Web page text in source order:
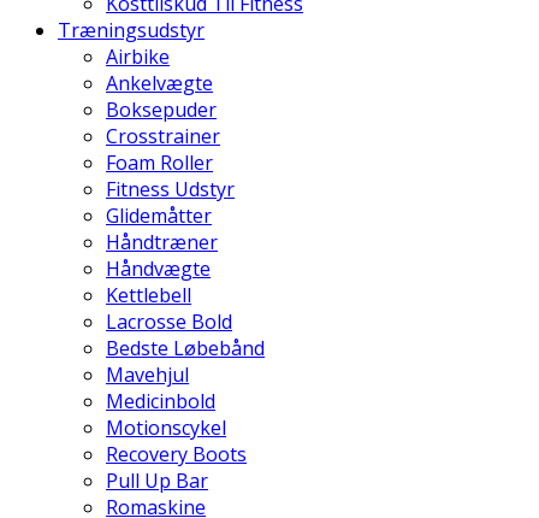
Træningsudstyr
Airbike
Ankelvægte
Boksepuder
Crosstrainer
Foam Roller
Fitness Udstyr
Glidemåtter
Håndtræner
Håndvægte
Kettlebell
Lacrosse Bold
Bedste Løbebånd
Mavehjul
Medicinbold
Motionscykel
Recovery Boots
Pull Up Bar
Romaskine